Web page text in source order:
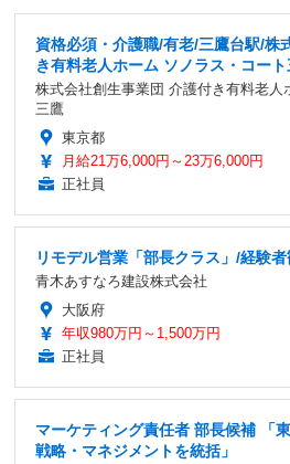
資格必須・介護職/有老/三鷹台駅/株
き有料老人ホーム ソノラス・コー
株式会社創生事業団 介護付き有料老人
三鷹
東京都
月給21万6,000円～23万6,000円
正社員
リモデル営業「部長クラス」/経験者
青木あすなろ建設株式会社
大阪府
年収980万円～1,500万円
正社員
マーケティング責任者 部長候補 「
戦略・マネジメントを統括」